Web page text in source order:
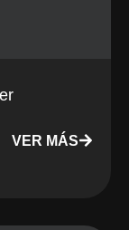
VER MÁS